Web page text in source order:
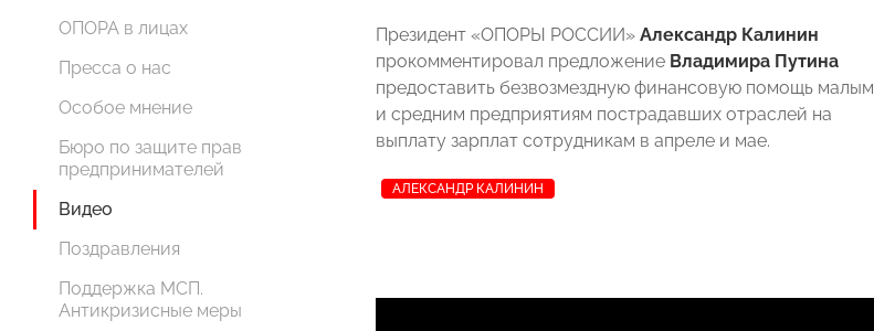
ОПОРА в лицах
Пресса о нас
Особое мнение
Бюро по защите прав
предпринимателей
Видео
Поздравления
Поддержка МСП.
Антикризисные меры
Президент «ОПОРЫ РОССИИ» Александр Калинин
прокомментировал предложение Владимира Путина
предоставить безвозмездную финансовую помощь малым
и средним предприятиям пострадавших отраслей на
выплату зарплат сотрудникам в апреле и мае.
АЛЕКСАНДР КАЛИНИН